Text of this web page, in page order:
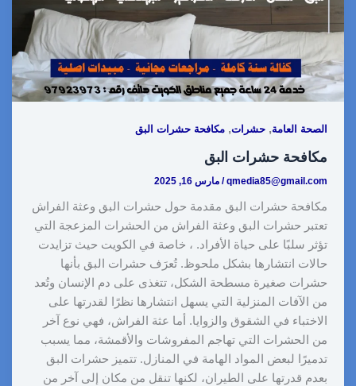
الصحة العامة,حشرات,مكافحة حشرات البق
مكافحة حشرات البق
qmedia85@gmail.com
/مارس 16, 2025
مكافحة حشرات البق مقدمة حول حشرات البق وعثة الفراش
تعتبر حشرات البق وعثة الفراش من الحشرات المزعجة التي
تؤثر سلبًا على حياة الأفراد. ، خاصة في الكويت حيث تزايدت
حالات انتشارها بشكل ملحوظ. تُعرَف حشرات البق بأنها
حشرات صغيرة مسطحة الشكل، تتغذى على دم الإنسان وتُعد
من الآفات المنزلية التي يسهل انتشارها نظرًا لقدرتها على
الاختباء في الشقوق والزوايا. أما عثة الفراش، فهي نوع آخر
من الحشرات التي تهاجم المفروشات والأقمشة، مما يسبب
تدميرًا لبعض المواد الهامة في المنازل. تتميز حشرات البق
بعدم قدرتها على الطيران، لكنها تنقل من مكان إلى آخر من